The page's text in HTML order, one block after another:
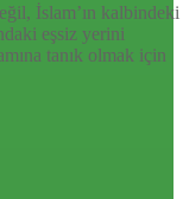
İslam’ın kalbindeki
eşsiz yerini
tanık olmak için